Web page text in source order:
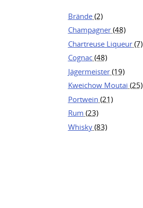
Brände (2)
Champagner (48)
Chartreuse Liqueur (7)
Cognac (48)
Jägermeister (19)
Kweichow Moutai (25)
Portwein (21)
Rum (23)
Whisky (83)